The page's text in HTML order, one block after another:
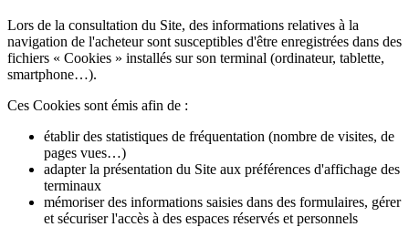
Lors de la consultation du Site, des informations relatives à la
navigation de l'acheteur sont susceptibles d'être enregistrées dans des
fichiers « Cookies » installés sur son terminal (ordinateur, tablette,
smartphone…).
Ces Cookies sont émis afin de :
établir des statistiques de fréquentation (nombre de visites, de
pages vues…)
adapter la présentation du Site aux préférences d'affichage des
terminaux
mémoriser des informations saisies dans des formulaires, gérer
et sécuriser l'accès à des espaces réservés et personnels